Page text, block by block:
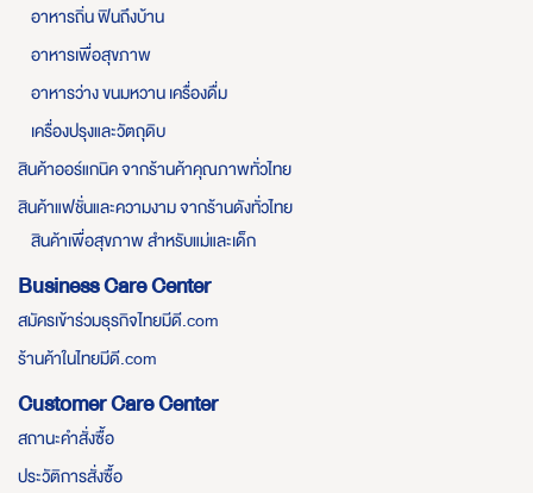
อาหารถิ่น ฟินถึงบ้าน
อาหารเพื่อสุขภาพ
อาหารว่าง ขนมหวาน เครื่องดื่ม
เครื่องปรุงและวัตถุดิบ
สินค้าออร์แกนิค จากร้านค้าคุณภาพทั่วไทย
สินค้าแฟชั่นและความงาม จากร้านดังทั่วไทย
สินค้าเพื่อสุขภาพ สำหรับแม่และเด็ก
Business Care Center
สมัครเข้าร่วมธุรกิจไทยมีดี.com
ร้านค้าในไทยมีดี.com
Customer Care Center
สถานะคำสั่งซื้อ
ประวัติการสั่งซื้อ